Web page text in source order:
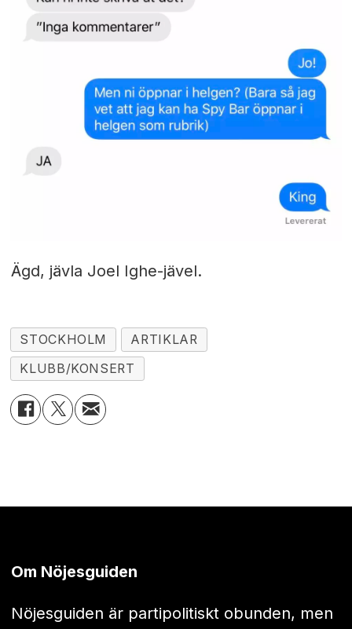
Ägd, jävla Joel Ighe-jävel.
STOCKHOLM
ARTIKLAR
KLUBB/KONSERT
Om Nöjesguiden
Nöjesguiden är partipolitiskt obunden, men